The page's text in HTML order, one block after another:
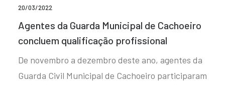
20/03/2022
Agentes da Guarda Municipal de Cachoeiro
concluem qualificação profissional
De novembro a dezembro deste ano, agentes da
Guarda Civil Municipal de Cachoeiro participaram